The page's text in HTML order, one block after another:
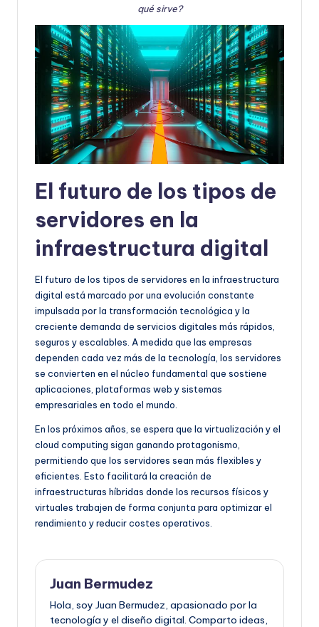
qué sirve?
El futuro de los tipos de
servidores en la
infraestructura digital
El futuro de los tipos de servidores en la infraestructura
digital está marcado por una evolución constante
impulsada por la transformación tecnológica y la
creciente demanda de servicios digitales más rápidos,
seguros y escalables. A medida que las empresas
dependen cada vez más de la tecnología, los servidores
se convierten en el núcleo fundamental que sostiene
aplicaciones, plataformas web y sistemas
empresariales en todo el mundo.
En los próximos años, se espera que la virtualización y el
cloud computing sigan ganando protagonismo,
permitiendo que los servidores sean más flexibles y
eficientes. Esto facilitará la creación de
infraestructuras híbridas donde los recursos físicos y
virtuales trabajen de forma conjunta para optimizar el
rendimiento y reducir costes operativos.
Juan Bermudez
Hola, soy Juan Bermudez, apasionado por la
tecnología y el diseño digital. Comparto ideas,